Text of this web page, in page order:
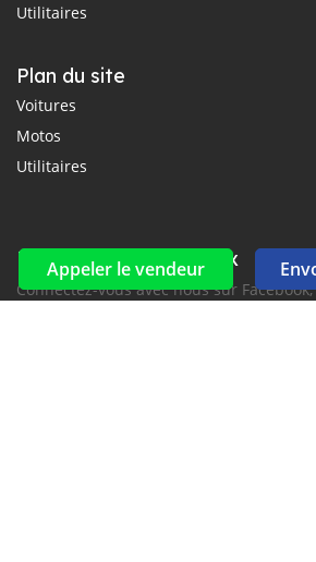
Appeler le vendeur
Utilitaires
Plan du site
Voitures
Motos
Utilitaires
Réseaux sociaux et flux
Connectez-vous avec nous sur